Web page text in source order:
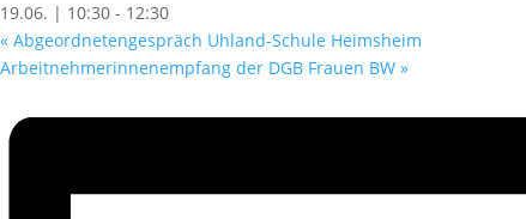
19.06. | 10:30 - 12:30
« Abgeordnetengespräch Uhland-Schule Heimsheim
Arbeitnehmerinnenempfang der DGB Frauen BW »